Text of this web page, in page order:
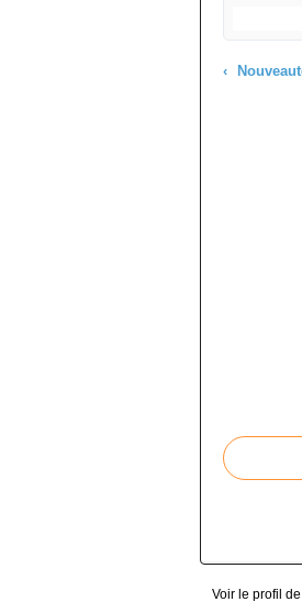
Voir le profil de